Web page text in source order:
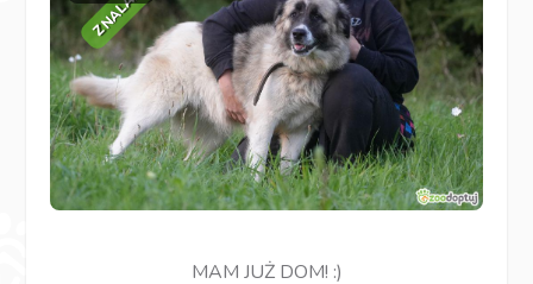
MAM JUŻ DOM! :)